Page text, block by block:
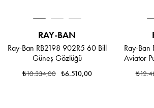
RAY-BAN
Ray-Ban RB2198 902R5 60 Bill
Güneş Gözlüğü
₺6.510,00
₺10.334,00
Ray-
Aviator